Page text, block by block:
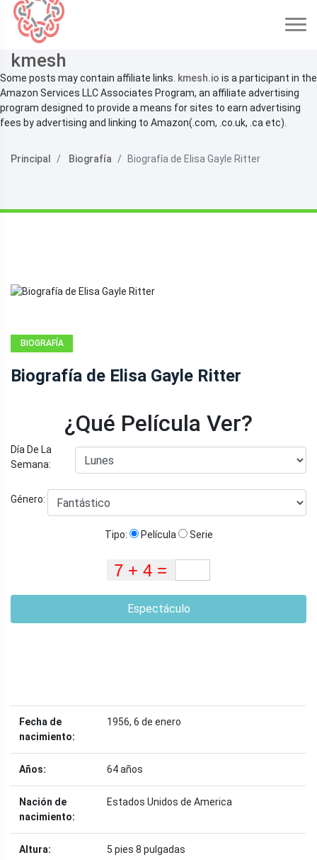
kmesh
Some posts may contain affiliate links. kmesh.io is a participant in the
Amazon Services LLC Associates Program, an affiliate advertising
program designed to provide a means for sites to earn advertising
fees by advertising and linking to Amazon(.com, .co.uk, .ca etc).
Principal Biografía Biografía de Elisa Gayle Ritter
BIOGRAFÍA
Biografía de Elisa Gayle Ritter
¿Qué Película Ver?
Día De La
Semana:
Género:
Tipo: Película Serie
Espectáculo
Fecha de
nacimiento:
1956, 6 de enero
Años: 64 años
Nación de
nacimiento:
Estados Unidos de America
Altura: 5 pies 8 pulgadas